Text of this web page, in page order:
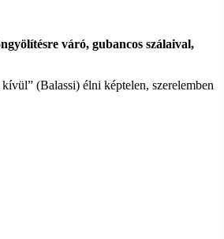
váró, gubancos szálaival,
(Balassi) élni képtelen, szerelemben